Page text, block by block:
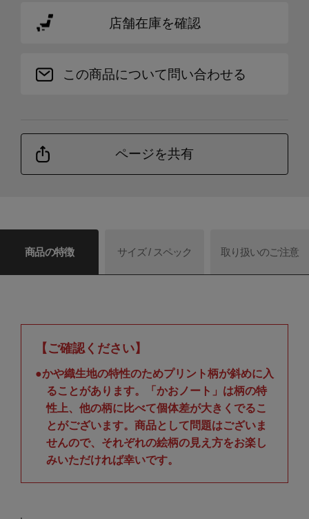
店舗在庫を確認
この商品について問い合わせる
ページを共有
商品の特徴 サイズ / スペック 取り扱いのご注意
【ご確認ください】
●かや織生地の特性のためプリント柄が斜めに入
ることがあります。「かおノート」は柄の特
性上、他の柄に比べて個体差が大きくでるこ
とがございます。商品として問題はございま
せんので、それぞれの絵柄の見え方をお楽し
みいただければ幸いです。